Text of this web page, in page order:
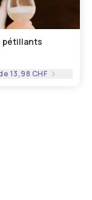
pétillants
13,98 CHF